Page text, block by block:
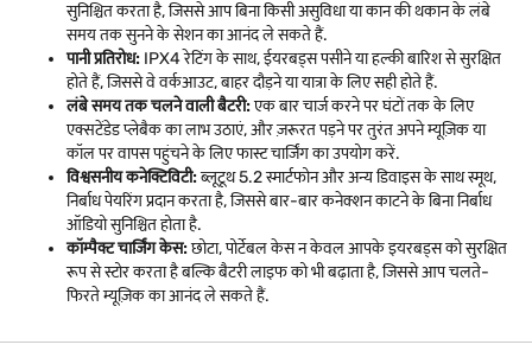
सुनिश्चित करता है, जिससे आप बिना किसी असुविधा या कान की थकान के लंबे
समय तक सुनने के सेशन का आनंद ले सकते हैं.
पानी प्रतिरोध: IPX4 रेटिंग के साथ, ईयरबड्स पसीने या हल्की बारिश से सुरक्षित
होते हैं, जिससे वे वर्कआउट, बाहर दौड़ने या यात्रा के लिए सही होते हैं.
लंबे समय तक चलने वाली बैटरी:एक बार चार्ज करने पर घंटों तक के लिए
एक्सटेंडेड प्लेबैक का लाभ उठाएं, और ज़रूरत पड़ने पर तुरंत अपने म्यूज़िक या
कॉल पर वापस पहुंचने के लिए फास्ट चार्जिंग का उपयोग करें.
विश्वसनीय कनेक्टिविटी:ब्लूटूथ 5.2 स्मार्टफोन और अन्य डिवाइस के साथ स्मूथ,
निर्बाध पेयरिंग प्रदान करता है, जिससे बार-बार कनेक्शन काटने के बिना निर्बाध
ऑडियो सुनिश्चित होता है.
कॉम्पैक्ट चार्जिंग केस:छोटा, पोर्टेबल केस न केवल आपके इयरबड्स को सुरक्षित
रूप से स्टोर करता है बल्कि बैटरी लाइफ को भी बढ़ाता है, जिससे आप चलते-
फिरते म्यूज़िक का आनंद ले सकते हैं.